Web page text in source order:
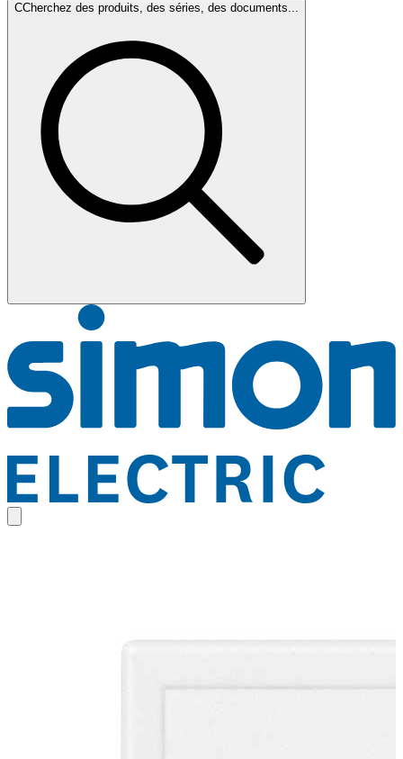
CCherchez des produits, des séries, des documents...